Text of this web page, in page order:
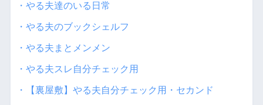
・やる夫達のいる日常
・やる夫のブックシェルフ
・やる夫まとメンメン
・やる夫スレ自分チェック用
・【裏屋敷】やる夫自分チェック用・セカンド